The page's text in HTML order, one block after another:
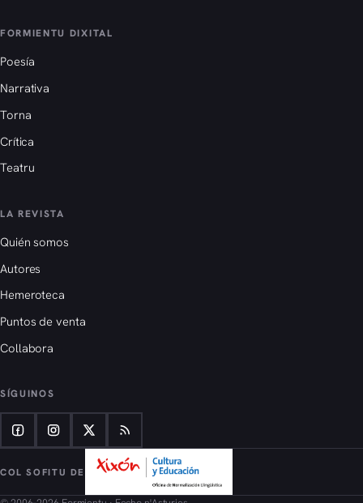
FORMIENTU DIXITAL
Poesía
Narrativa
Torna
Crítica
Teatru
LA REVISTA
Quién somos
Autores
Hemeroteca
Puntos de venta
Collabora
SÍGUINOS
COL SOFITU DE